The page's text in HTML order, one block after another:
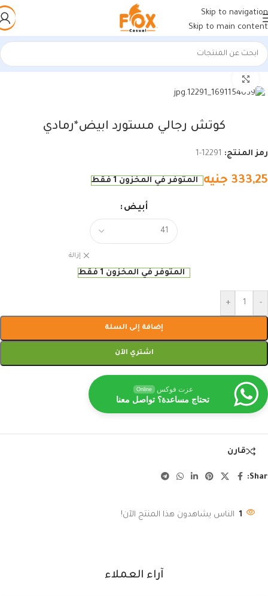
Skip to navigation
Skip to main content
الرئيسية/أحذية رجالي/كوتشي رجالي
كوتش رجالي مستورد ابيض*رمادي
رمز المنتج: 12291-1
333,25 جنيه المتوفر في المخزون 1 فقط
أبيض
إزالة
المتوفر في المخزون 1 فقط
-
+
إضافة إلى السلة
اشتري الآن
عزت فوكس Online
تحتاج مساعدة؟ تواصل معنا
قارن
1 الناس يشاهدون هذا المنتج الآن!
آراء العملاء